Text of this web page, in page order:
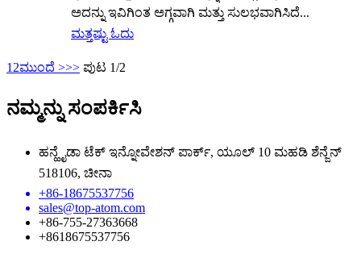
ಅದನ್ನು ಇವಿಗಿಂತ ಅಗ್ಗವಾಗಿ ಮತ್ತು ಸುಲಭವಾಗಿಸಿದೆ...
ಮತ್ತಷ್ಟು ಓದು
1 2ಮುಂದೆ >>> ಪುಟ 1/2
ನಮ್ಮನ್ನು ಸಂಪರ್ಕಿಸಿ
ಹನ್ಹೈಡಾ ಟೆಕ್ ಇನ್ನೋವೇಶನ್ ಪಾರ್ಕ್, ಯೂಲ್ 10 ಮಹಡಿ ಶೆನ್ಜೆನ್
518106, ಚೀನಾ
+86-18675537756
sales@top-atom.com
+86-755-27363668
+8618675537756